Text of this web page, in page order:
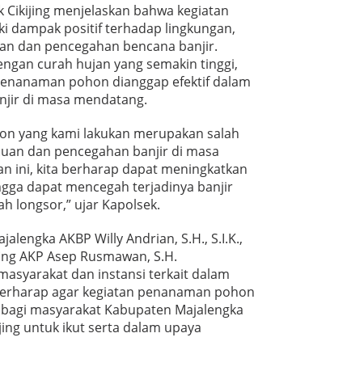
menjelaskan bahwa kegiatan
dampak positif terhadap lingkungan,
dan pencegahan bencana banjir.
curah hujan yang semakin tinggi,
pohon dianggap efektif dalam
di masa mendatang.
yang kami lakukan merupakan salah
dan pencegahan banjir di masa
ini, kita berharap dapat meningkatkan
dapat mencegah terjadinya banjir
longsor,” ujar Kapolsek.
AKBP Willy Andrian, S.H., S.I.K.,
AKP Asep Rusmawan, S.H.
dan instansi terkait dalam
agar kegiatan penanaman pohon
masyarakat Kabupaten Majalengka
untuk ikut serta dalam upaya